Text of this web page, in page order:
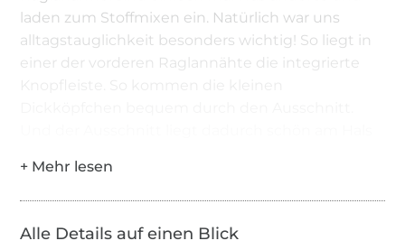
laden zum Stoffmixen ein. Natürlich war uns
alltagstauglichkeit besonders wichtig! So liegt in
einer der vorderen Raglannähte die integrierte
rucki zucki. Je nachdem wie du die Knöpfe
positionierst, und ob du 2 oder 3 Druckknöpfe
Beinausschnitte noch etwas variieren. Der Schnitt
Alle Details auf einen Blick